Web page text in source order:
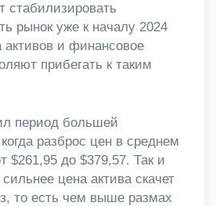
стабилизировать
рынок уже к началу 2024
и финансовое
прибегать к таким
период большей
разброс цен в среднем
$261,95 до $379,57. Так и
цена актива скачет
то есть чем выше размах